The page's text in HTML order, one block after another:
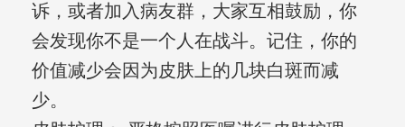
诉，或者加入病友群，大家互相鼓励，你
会发现你不是一个人在战斗。记住，你的
价值减少会因为皮肤上的几块白斑而减
少。